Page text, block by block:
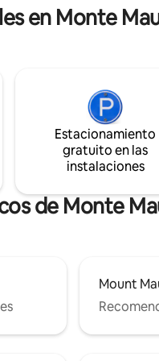
en Monte
Estacionamiento
gratuito en las
instalaciones
de Monte
Mount